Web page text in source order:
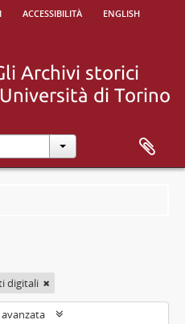
accessibilità
english
digitali
avanzata